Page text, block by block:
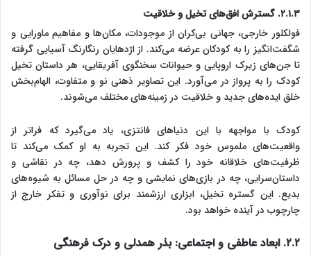
۲.۱.۳. گسترش افق‌های تخیل و خلاقیت
فولکلور خارجی، جهانی بی‌کران از موجودات، مکان‌ها و مفاهیم ماورایی و
شگفت‌انگیز را به کودکان عرضه می‌کند. از اژدهایان رنگارنگ آسیایی گرفته
تا جن‌های زیرک اروپایی و حیوانات سخنگوی آفریقایی، هر داستان تخیل
کودک را به پرواز در می‌آورد. این تصاویر ذهنی نو و متفاوت، الهام‌بخش
خلق ایده‌های جدید و خلاقیت در زمینه‌های مختلف می‌شوند.
کودک با مواجهه با این دنیاهای فانتزی، یاد می‌گیرد که فراتر از
واقعیت‌های ملموس خود فکر کند. این تجربه به او کمک می‌کند تا
ظرفیت‌های خلاقانه خود را کشف و پرورش دهد، چه در نقاشی و
داستان‌سرایی، چه در بازی‌های نمایشی و چه در حل مسائل به شیوه‌های
بدیع. این گستره تخیل، ابزاری ارزشمند برای نوآوری و تفکر خارج از
چارچوب در آینده خواهد بود.
۲.۲. ابعاد عاطفی و اجتماعی: بذر همدلی و درک فرهنگی